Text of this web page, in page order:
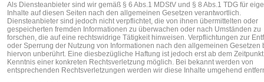
Als Diensteanbieter sind wir gemäß § 6 Abs.1 MDStV und § 8 Abs.1 TDG für
Inhalte auf diesen Seiten nach den allgemeinen Gesetzen verantwortlich.
Diensteanbieter sind jedoch nicht verpflichtet, die von ihnen übermittelten oder
gespeicherten fremden Informationen zu überwachen oder nach Umständen zu
forschen, die auf eine rechtswidrige Tätigkeit hinweisen. Verpflichtungen zur
oder Sperrung der Nutzung von Informationen nach den allgemeinen Gesetzen
hiervon unberührt. Eine diesbezügliche Haftung ist jedoch erst ab dem
Kenntnis einer konkreten Rechtsverletzung möglich. Bei bekannt werden von
entsprechenden Rechtsverletzungen werden wir diese Inhalte umgehend